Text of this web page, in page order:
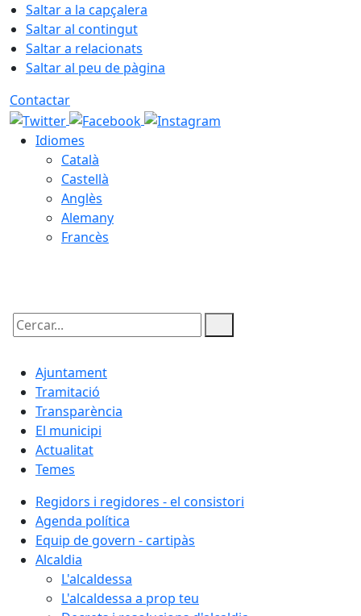
Saltar a la capçalera
Saltar al contingut
Saltar a relacionats
Saltar al peu de pàgina
Contactar
Idiomes
Català
Castellà
Anglès
Alemany
Francès
Cercar:
Ajuntament
Tramitació
Transparència
El municipi
Actualitat
Temes
Regidors i regidores - el consistori
Agenda política
Equip de govern - cartipàs
Alcaldia
L'alcaldessa
L'alcaldessa a prop teu